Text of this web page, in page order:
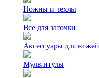
Ножны и чехлы
Все для заточки
Аксессуары для ножей
Мультитулы